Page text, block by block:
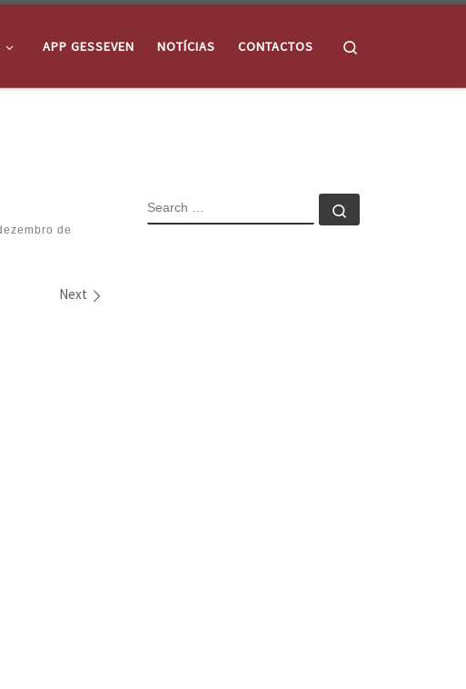
APP GESSEVEN NOTÍCIAS CONTACTOS
de
Next
SEARCH